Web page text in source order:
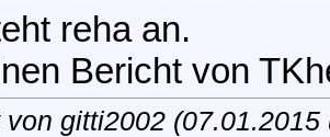
reha an.
Bericht von
von gitti2002